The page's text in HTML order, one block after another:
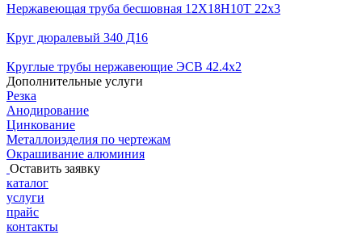
Нержавеющая труба бесшовная 12Х18Н10Т 22x3
Круг дюралевый 340 Д16
Круглые трубы нержавеющие ЭСВ 42.4x2
Дополнительные услуги
Резка
Анодирование
Цинкование
Металлоизделия по чертежам
Окрашивание алюминия
Оставить заявку
каталог
услуги
прайс
контакты